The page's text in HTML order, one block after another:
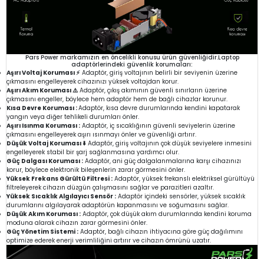
Pars Power markamızın en öncelikli konusu ürün güvenliğidir.Laptop
adaptörlerindeki güvenlik korumaları:
Aşırı Voltaj Koruması ⚡ Adaptör, giriş voltajının belirli bir seviyenin üzerine
çıkmasını engelleyerek cihazınızı yüksek voltajdan korur.
Aşırı Akım Koruması ⚠️Adaptör, çıkış akımının güvenli sınırların üzerine
çıkmasını engeller, böylece hem adaptör hem de bağlı cihazlar korunur.
Kısa Devre Koruması :Adaptör, kısa devre durumlarında kendini kapatarak
yangın veya diğer tehlikeli durumları önler.
Aşırı Isınma Koruması : Adaptör, iç sıcaklığının güvenli seviyelerin üzerine
çıkmasını engelleyerek aşırı ısınmayı önler ve güvenliği artırır.
Düşük Voltaj Koruması ⬇️ Adaptör, giriş voltajının çok düşük seviyelere inmesini
engelleyerek stabil bir şarj sağlanmasına yardımcı olur.
Güç Dalgası Koruması : Adaptör, ani güç dalgalanmalarına karşı cihazınızı
korur, böylece elektronik bileşenlerin zarar görmesini önler.
Yüksek Frekans Gürültü Filtresi : Adaptör, yüksek frekanslı elektriksel gürültüyü
filtreleyerek cihazın düzgün çalışmasını sağlar ve parazitleri azaltır.
Yüksek Sıcaklık Algılayıcı Sensör : Adaptör içindeki sensörler, yüksek sıcaklık
durumlarını algılayarak adaptörün kapanmasını ve soğumasını sağlar.
Düşük Akım Koruması : Adaptör, çok düşük akım durumlarında kendini koruma
moduna alarak cihazın zarar görmesini önler.
Güç Yönetim Sistemi : Adaptör, bağlı cihazın ihtiyacına göre güç dağılımını
optimize ederek enerji verimliliğini artırır ve cihazın ömrünü uzatır.